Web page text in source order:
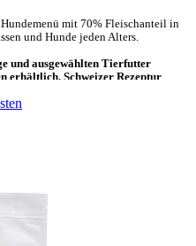
mit 70% Fleisch­anteil in
und Hunde jeden Alters.
und ausgewählten Tierfutter
erhältlich. Schweizer Rezeptur
für BARF.